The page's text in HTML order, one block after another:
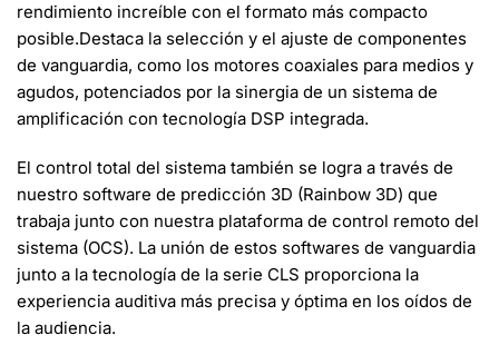
rendimiento increíble con el formato más compacto
posible.Destaca la selección y el ajuste de componentes
de vanguardia, como los motores coaxiales para medios y
agudos, potenciados por la sinergia de un sistema de
amplificación con tecnología DSP integrada.
El control total del sistema también se logra a través de
nuestro software de predicción 3D (Rainbow 3D) que
trabaja junto con nuestra plataforma de control remoto del
sistema (OCS). La unión de estos softwares de vanguardia
junto a la tecnología de la serie CLS proporciona la
experiencia auditiva más precisa y óptima en los oídos de
la audiencia.